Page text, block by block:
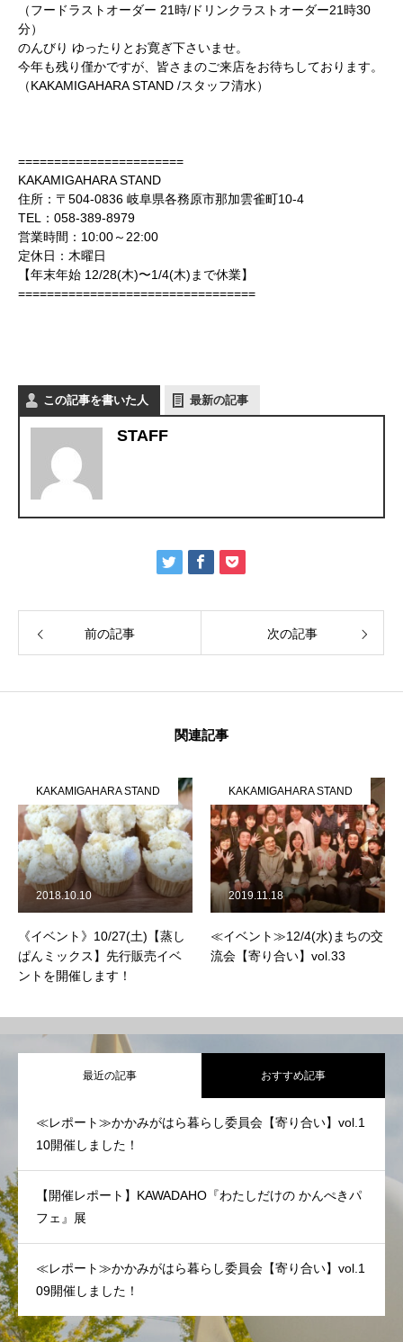
メンバー図鑑
活動内容
寄り合い
Instagram 最新のイベント情報を発信中
かかみがはら暮らし委員会とは？
（フードラストオーダー 21時/ドリンクラストオーダー21時30
分）
のんびり ゆったりとお寛ぎ下さいませ。
今年も残り僅かですが、皆さまのご来店をお待ちしております。
（KAKAMIGAHARA STAND /スタッフ清水）
=======================
KAKAMIGAHARA STAND
住所：〒504-0836 岐阜県各務原市那加雲雀町10‐4
TEL：058-389-8979
営業時間：10:00～22:00
定休日：木曜日
【年末年始 12/28(木)〜1/4(木)まで休業】
=================================
この記事を書いた人 最新の記事
STAFF
前の記事 次の記事
関連記事
KAKAMIGAHARA STAND
《イベント》10/27(土)【蒸し
ぱんミックス】先行販売イベ
ントを開催します！
2018.10.10
KAKAMIGAHARA STAND
≪イベント≫12/4(水)まちの交
流会【寄り合い】vol.33
2019.11.18
最近の記事 おすすめ記事
≪レポート≫かかみがはら暮らし委員会【寄り合い】vol.1
10開催しました！
【開催レポート】KAWADAHO『わたしだけの かんぺきパ
フェ』展
≪レポート≫かかみがはら暮らし委員会【寄り合い】vol.1
09開催しました！